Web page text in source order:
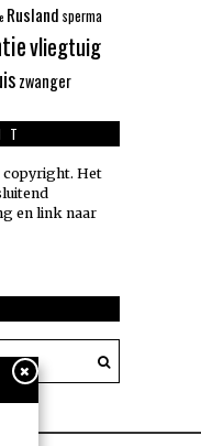
Rusland sperma
vliegtuig
zwanger
copyright. Het
en link naar